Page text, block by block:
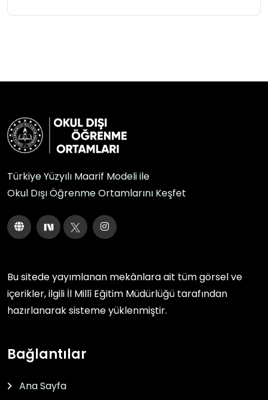
Türkiye Yüzyılı Maarif Modeli ile
Okul Dışı Öğrenme Ortamlarını Keşfet
Bu sitede yayımlanan mekânlara ait tüm görsel ve
içerikler, ilgili İl Millî Eğitim Müdürlüğü tarafından
hazırlanarak sisteme yüklenmiştir.
Bağlantılar
Ana Sayfa